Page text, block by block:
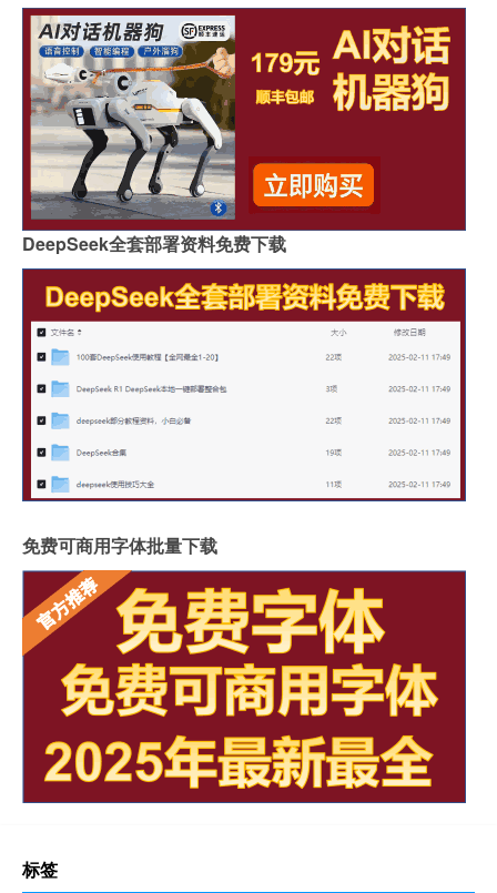
DeepSeek全套部署资料免费下载
免费可商用字体批量下载
标签